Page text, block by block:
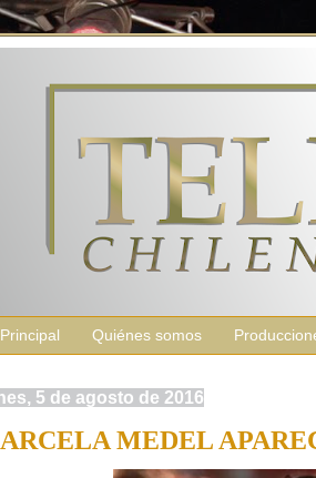
Quiénes somos
5 de agosto de 2016
MEDEL